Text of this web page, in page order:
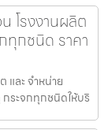
โรงงานผลิต
ทุกชนิด ราคา
และ จำหน่าย
กระจกทุกชนิดให้บริ